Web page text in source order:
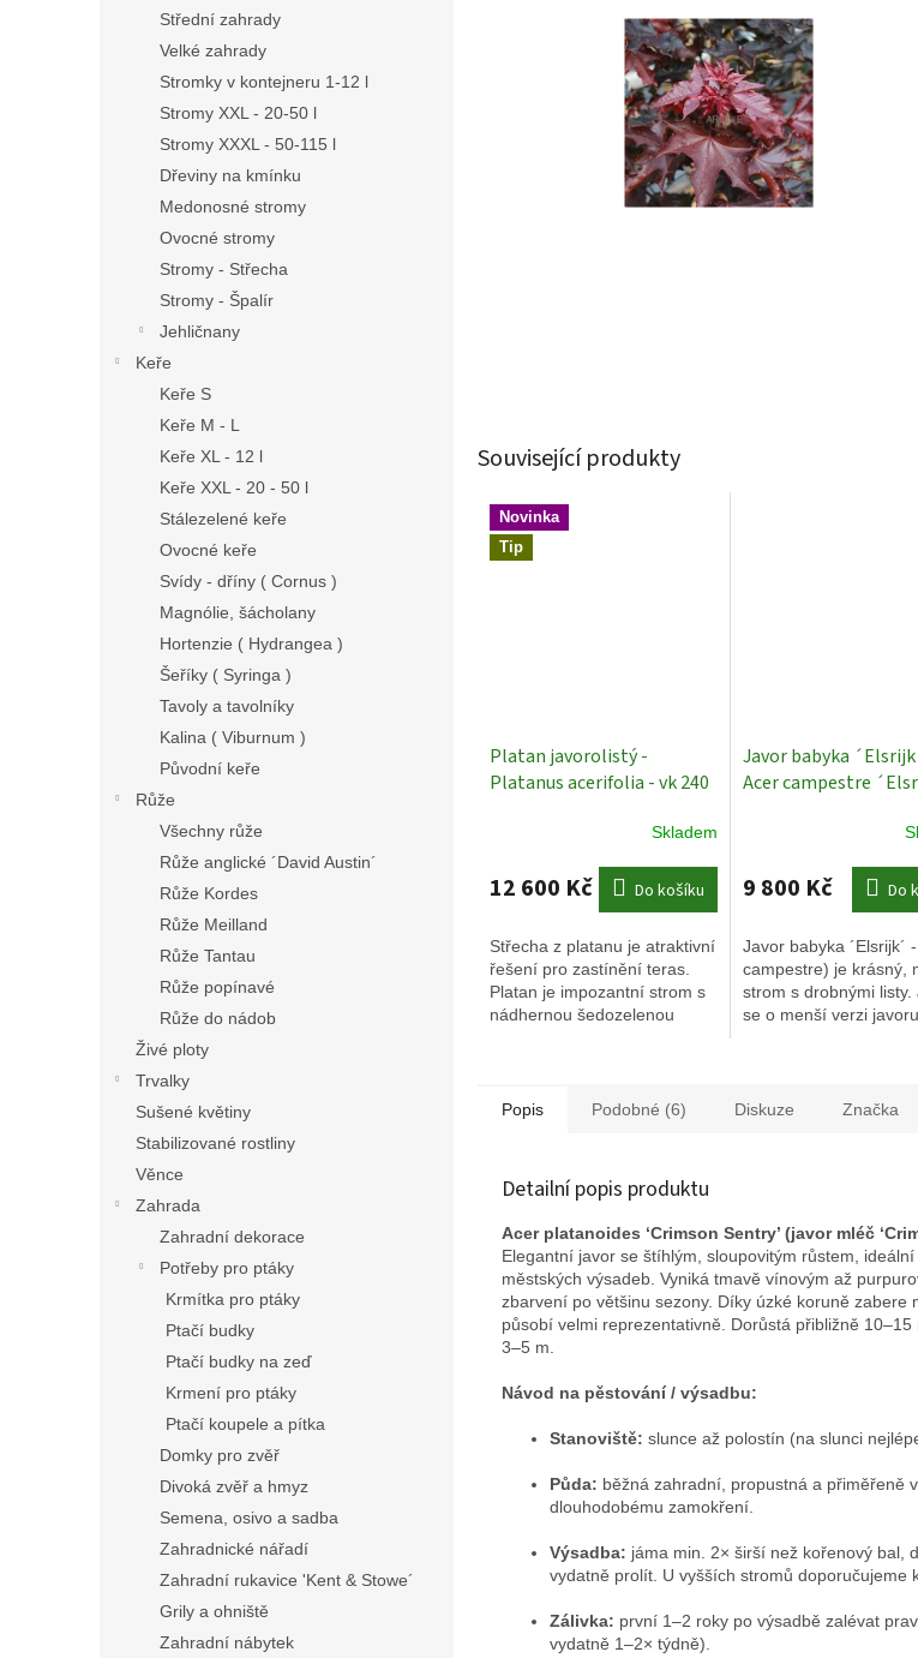
Střední zahrady
Velké zahrady
Stromky v kontejneru 1-12 l
Stromy XXL - 20-50 l
Stromy XXXL - 50-115 l
Dřeviny na kmínku
Medonosné stromy
Ovocné stromy
Stromy - Střecha
Stromy - Špalír
Jehličnany
Keře
Keře S
Keře M - L
Keře XL - 12 l
Keře XXL - 20 - 50 l
Stálezelené keře
Ovocné keře
Svídy - dříny ( Cornus )
Magnólie, šácholany
Hortenzie ( Hydrangea )
Šeříky ( Syringa )
Tavoly a tavolníky
Kalina ( Viburnum )
Původní keře
Růže
Všechny růže
Růže anglické ´David Austin´
Růže Kordes
Růže Meilland
Růže Tantau
Růže popínavé
Růže do nádob
Živé ploty
Trvalky
Sušené květiny
Stabilizované rostliny
Věnce
Zahrada
Zahradní dekorace
Potřeby pro ptáky
Krmítka pro ptáky
Ptačí budky
Ptačí budky na zeď
Krmení pro ptáky
Ptačí koupele a pítka
Domky pro zvěř
Divoká zvěř a hmyz
Semena, osivo a sadba
Zahradnické nářadí
Zahradní rukavice 'Kent & Stowe´
Grily a ohniště
Zahradní nábytek
Související produkty
Novinka
Tip
Platan javorolistý -
Platanus acerifolia - vk 240
Skladem
12 600 Kč Do košíku
Střecha z platanu je atraktivní
řešení pro zastínění teras.
Platan je impozantní strom s
nádhernou šedozelenou
Javor babyka
Acer campestre
9 800 Kč Do
Javor babyka ´Elsrijk´
campestre) je krásný,
strom s drobnými listy.
se o menší verzi javoru
Popis Podobné (6) Diskuze Značka
Detailní popis produktu
Acer platanoides ‘Crimson Sentry’ (javor mléč
Elegantní javor se štíhlým, sloupovitým růstem,
městských výsadeb. Vyniká tmavě vínovým až
zbarvení po většinu sezony. Díky úzké koruně zabere
působí velmi reprezentativně. Dorůstá přibližně
3–5 m.
Návod na pěstování / výsadbu:
Stanoviště: slunce až polostín (na slunci
Půda: běžná zahradní, propustná a přiměřeně
dlouhodobému zamokření.
Výsadba: jáma min. 2× širší než kořenový bal,
vydatně prolít. U vyšších stromů doporučujeme
Zálivka: první 1–2 roky po výsadbě zalévat
vydatně 1–2× týdně).